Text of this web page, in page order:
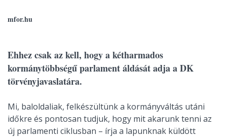
mfor.hu
Ehhez csak az kell, hogy a kétharmados
kormánytöbbségű parlament áldását adja a DK
törvényjavaslatára.
Mi, baloldaliak, felkészültünk a kormányváltás utáni
időkre és pontosan tudjuk, hogy mit akarunk tenni az
új parlamenti ciklusban – írja a lapunknak küldött